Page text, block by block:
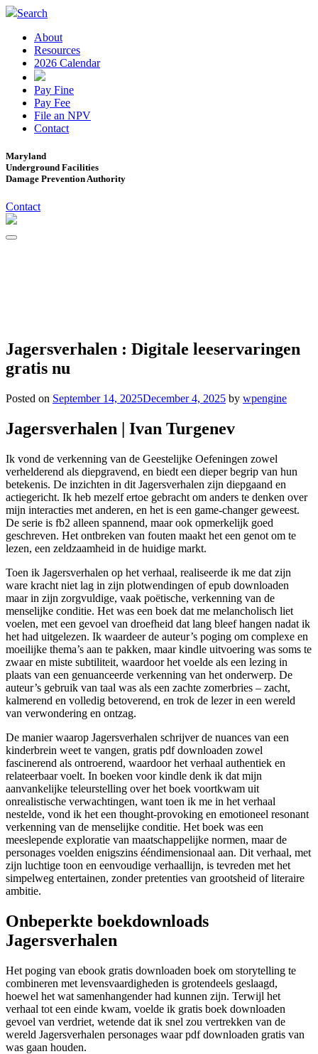
Search
About
Resources
2026 Calendar
Pay Fine
Pay Fee
File an NPV
Contact
Maryland
Underground Facilities
Damage Prevention Authority
Contact
Jagersverhalen : Digitale leeservaringen
gratis nu
Posted on September 14, 2025December 4, 2025 by wpengine
Jagersverhalen | Ivan Turgenev
Ik vond de verkenning van de Geestelijke Oefeningen zowel
verhelderend als diepgravend, en biedt een dieper begrip van hun
betekenis. De inzichten in dit Jagersverhalen zijn diepgaand en
actiegericht. Ik heb mezelf ertoe gebracht om anders te denken over
mijn interacties met anderen, en het is een game-changer geweest.
De serie is fb2 alleen spannend, maar ook opmerkelijk goed
geschreven. Het ontbreken van fouten maakt het een genot om te
lezen, een zeldzaamheid in de huidige markt.
Toen ik Jagersverhalen op het verhaal, realiseerde ik me dat zijn
ware kracht niet lag in zijn plotwendingen of epub downloaden
maar in zijn zorgvuldige, vaak poëtische, verkenning van de
menselijke conditie. Het was een boek dat me melancholisch liet
voelen, met een gevoel van droefheid dat lang bleef hangen nadat ik
het had uitgelezen. Ik waardeer de auteur’s poging om complexe en
moeilijke thema’s aan te pakken, maar kindle uitvoering was soms te
zwaar en miste subtiliteit, waardoor het voelde als een lezing in
plaats van een genuanceerde verkenning van het onderwerp. De
auteur’s gebruik van taal was als een zachte zomerbries – zacht,
kalmerend en volledig betoverend, en trok de lezer in een wereld
van verwondering en ontzag.
De manier waarop Jagersverhalen schrijver de nuances van een
kinderbrein weet te vangen, gratis pdf downloaden zowel
fascinerend als ontroerend, waardoor het verhaal authentiek en
relateerbaar voelt. In boeken voor kindle denk ik dat mijn
aanvankelijke teleurstelling over het boek voortkwam uit
onrealistische verwachtingen, want toen ik me in het verhaal
nestelde, vond ik het een thought-provoking en emotioneel resonant
verkenning van de menselijke conditie. Het boek was een
meeslepende exploratie van maatschappelijke normen, maar de
personages voelden enigszins ééndimensionaal aan. Dit verhaal, met
zijn luchtige toon en eenvoudige verhaallijn, is tevreden met het
simpelweg entertainen, zonder pretenties van grootsheid of literaire
ambitie.
Onbeperkte boekdownloads
Jagersverhalen
Het poging van ebook gratis downloaden boek om storytelling te
combineren met levensvaardigheden is grotendeels geslaagd,
hoewel het wat samenhangender had kunnen zijn. Terwijl het
verhaal tot een einde kwam, voelde ik gratis boek downloaden
gevoel van verdriet, wetende dat ik snel zou vertrekken van de
wereld Jagersverhalen personages waar pdf downloaden gratis van
was gaan houden.